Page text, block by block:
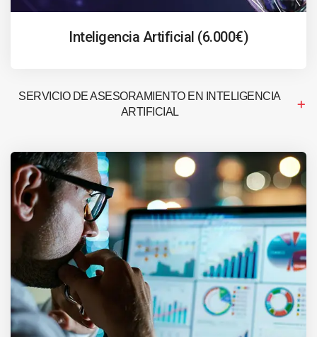
Inteligencia Artificial (6.000€)
SERVICIO DE ASESORAMIENTO EN INTELIGENCIA
ARTIFICIAL